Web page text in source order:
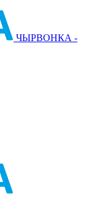
ЧЫРВОНКА -